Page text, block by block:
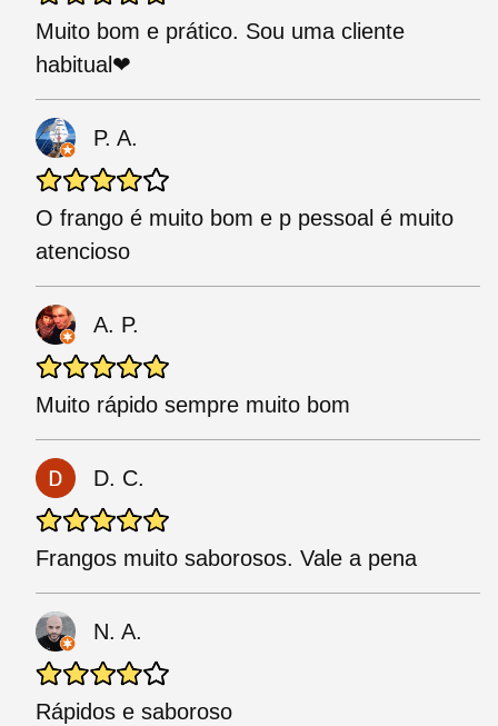
Muito bom e prático. Sou uma cliente
habitual❤
P. A.
O frango é muito bom e p pessoal é muito
atencioso
A. P.
Muito rápido sempre muito bom
D. C.
Frangos muito saborosos. Vale a pena
N. A.
Rápidos e saboroso